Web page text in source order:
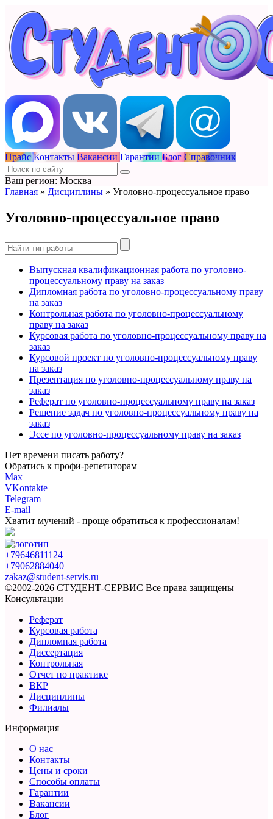
Прайс Контакты Вакансии Гарантии Блог Справочник
Ваш регион: Москва
Главная » Дисциплины » Уголовно-процессуальное право
Уголовно-процессуальное право
Выпускная квалификационная работа по уголовно-
процессуальному праву на заказ
Дипломная работа по уголовно-процессуальному праву
на заказ
Контрольная работа по уголовно-процессуальному
праву на заказ
Курсовая работа по уголовно-процессуальному праву на
заказ
Курсовой проект по уголовно-процессуальному праву
на заказ
Презентация по уголовно-процессуальному праву на
заказ
Реферат по уголовно-процессуальному праву на заказ
Решение задач по уголовно-процессуальному праву на
заказ
Эссе по уголовно-процессуальному праву на заказ
Нет времени писать работу?
Обратись к профи-репетиторам
Max
VKontakte
Telegram
E-mail
Хватит мучений - проще обратиться к профессионалам!
+79646811124
+79062884040
zakaz@student-servis.ru
©2002-2026 СТУДЕНТ-СЕРВИС Все права защищены
Консультации
Реферат
Курсовая работа
Дипломная работа
Диссертация
Контрольная
Отчет по практике
ВКР
Дисциплины
Филиалы
Информация
О нас
Контакты
Цены и сроки
Способы оплаты
Гарантии
Вакансии
Блог